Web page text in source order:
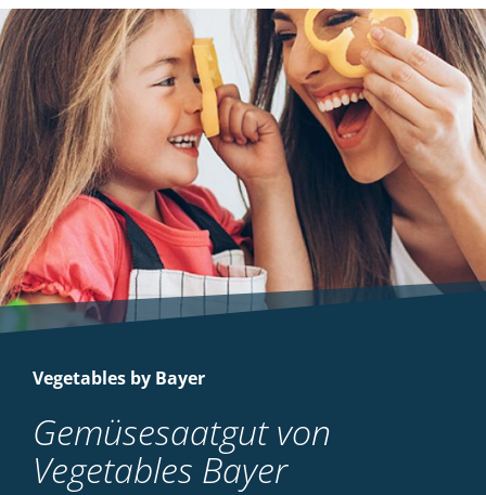
Vegetables by Bayer
Gemüsesaatgut von
Vegetables Bayer